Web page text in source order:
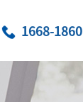
1668-1860